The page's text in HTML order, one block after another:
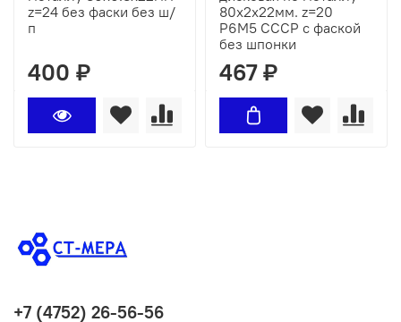
z=24 без фаски без ш/
п
400 ₽
80х2х22мм. z=20
Р6М5 СССР с фаской
без шпонки
467 ₽
+7 (4752) 26-56-56